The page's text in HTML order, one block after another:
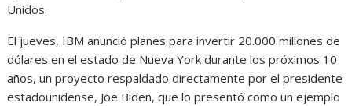
Unidos.
El jueves, IBM anunció planes para invertir 20.000 millones de
dólares en el estado de Nueva York durante los próximos 10
años, un proyecto respaldado directamente por el presidente
estadounidense, Joe Biden, que lo presentó como un ejemplo